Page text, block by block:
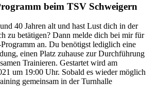
beim TSV Schweigern
40 Jahren alt und hast Lust dich in der
zu betätigen? Dann melde dich bei mir für
an. Du benötigst lediglich eine
einen Platz zuhause zur Durchführung
Trainieren. Gestartet wird am
um 19:00 Uhr. Sobald es wieder möglich
gemeinsam in der Turnhalle